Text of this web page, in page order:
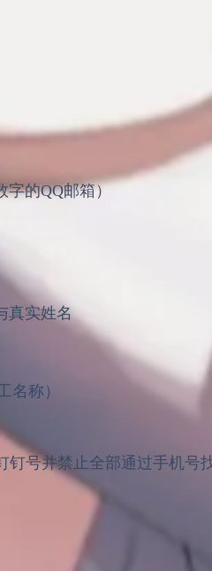
字的QQ邮箱）
真实姓名
名称）
钉号并禁止全部通过手机号